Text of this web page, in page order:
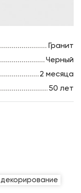
Гранит
Черный
2 месяца
50 лет